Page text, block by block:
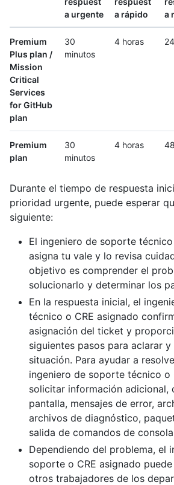
a urgente
a rápido
a
Premium
Plus plan /
Mission
Critical
Services
for GitHub
plan
30
minutos
4 horas
Premium
plan
30
minutos
4 horas
Durante el tiempo de respuesta
prioridad urgente, puede esperar
siguiente:
El ingeniero de soporte
asigna tu vale y lo revisa
objetivo es comprender el
solucionarlo y determinar los
En la respuesta inicial, el
técnico o CRE asignado
asignación del ticket y
siguientes pasos para aclarar
situación. Para ayudar a
ingeniero de soporte técnico o
solicitar información adicional,
pantalla, mensajes de error,
archivos de diagnóstico,
salida de comandos de
Dependiendo del problema, el
soporte o CRE asignado
otros trabajadores de los